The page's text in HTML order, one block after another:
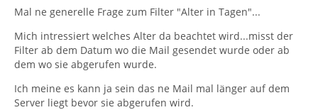
Mal ne generelle Frage zum Filter "Alter in Tagen"...
Mich intressiert welches Alter da beachtet wird...misst der
Filter ab dem Datum wo die Mail gesendet wurde oder ab
dem wo sie abgerufen wurde.
Ich meine es kann ja sein das ne Mail mal länger auf dem
Server liegt bevor sie abgerufen wird.